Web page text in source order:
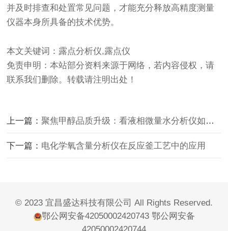
并及时排查和处置常见问题，才能充分释放高精度测量
仪器本身所具备的技术优势。
本文关键词：露点分析仪,露点仪
免责申明：本站部分资料来源于网络，若内容侵权，请
联系我们删除。转载请注明出处！
上一篇：聚焦甲醇品质升级：看液相微量水分析仪如何实现水分控制！
下一篇： 电化学氧含量分析仪在反应釜工艺中的应用
© 2023 宜昌盛达科技有限公司 All Rights Reserved.
鄂公网安备42050002420743 鄂公网安备